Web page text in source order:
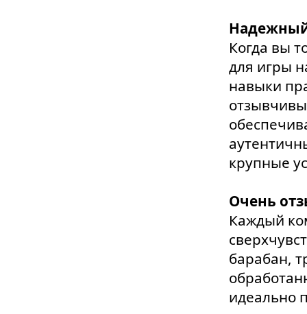
Когда вы
для игры
навыки
крупные
Очень
Каждый
барабан,
идеально